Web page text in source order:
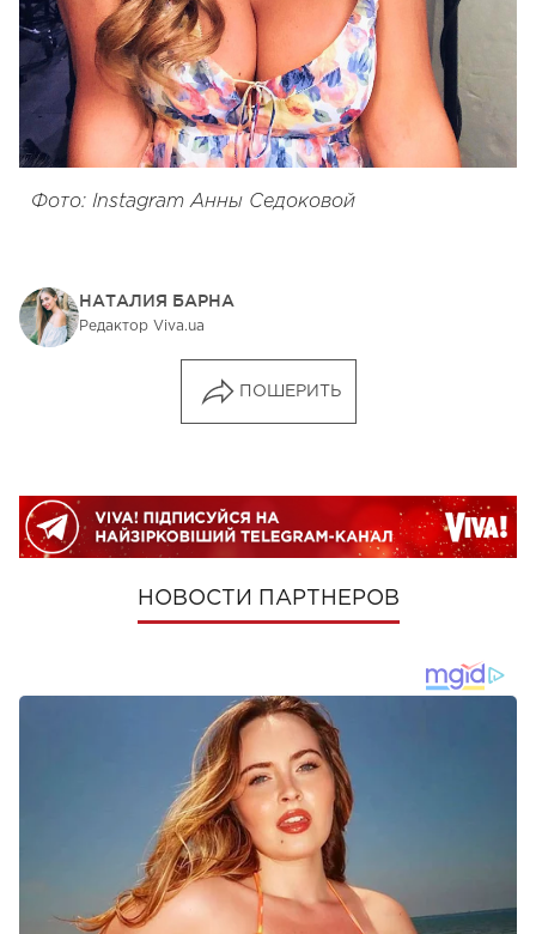
Фото: Instagram Анны Седоковой
НАТАЛИЯ БАРНА
Редактор Viva.ua
ПОШЕРИТЬ
НОВОСТИ ПАРТНЕРОВ